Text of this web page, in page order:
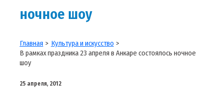
ночное шоу
Главная
Культура и искусство
В рамках праздника 23 апреля в Анкаре состоялось ночное
шоу
25 апреля, 2012